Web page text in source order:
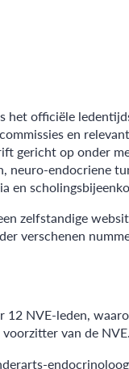
het officiële
en
gericht op onder
neuro-endocriene
en
zelfstandige
verschenen
NVE-leden,
van de